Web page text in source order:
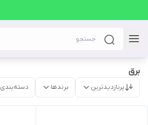
برق
پربازدیدترین برندها دسته‌بندی